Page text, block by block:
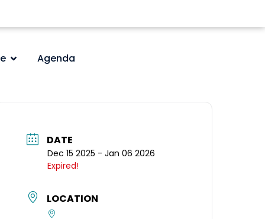
Agenda
DATE
Dec 15 2025 - Jan 06 2026
Expired!
LOCATION